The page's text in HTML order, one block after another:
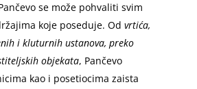
se može pohvaliti svim
koje poseduje. Odvrtića,
i kluturnih ustanova, preko
objekata, Pančevo
kao i posetiocima zaista